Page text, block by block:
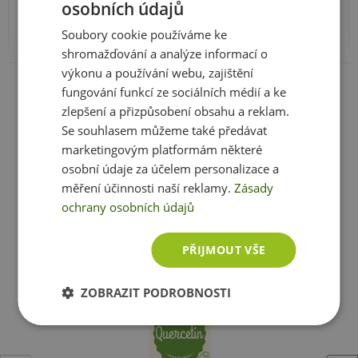
Proč to funguje:
Quercetin je přírodní bioflavonoid a má dlouhou
tradici v použití v podpoře imunitního systému.
Podporuje kardiovaskulární a endoteliální
zdraví. Kromě toho také pomáhá udržovat zdravý
krevní tlak v normálním rozmezí.
Forma Fytosomů. Fytosomy jsou vyrobeny z
fosfolipidů, ze kterého jsou mimo jiné vyrobeny
i buněčné membrány. Quercetin zapouzdřen ve
fytozomu, může procházet buněčnou membránou a
být dodáván přímo dovnitř buňky.
dodávání na bázi fosfolipidů zajišťuje lepší biologickou
dostupnost. Díky tomu se snáze vstřebává a je snáze
Dávkování
slunečnice)
* denní referenční hodnota příjmu
** RHP není stanovena
Další ingredience:
mikrokrystalická celuloza, rostlinná
celuloza (kapsle), rostlinný stearát, oxid křemičitý
Zobrazit celé parametry
Ještě jste si nevybrali?
Doporučujeme vám podobné produkty
osobních údajů
Soubory cookie používáme ke
shromažďování a analýze informací o
výkonu a používání webu, zajištění
fungování funkcí ze sociálních médií a ke
zlepšení a přizpůsobení obsahu a reklam.
Se souhlasem můžeme také předávat
marketingovým platformám některé
osobní údaje za účelem personalizace a
měření účinnosti naší reklamy.Zásady
ochrany osobních údajů
PŘIJMOUT VŠE
ZOBRAZIT PODROBNOSTI